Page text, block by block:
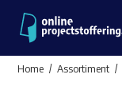
Home Assortiment